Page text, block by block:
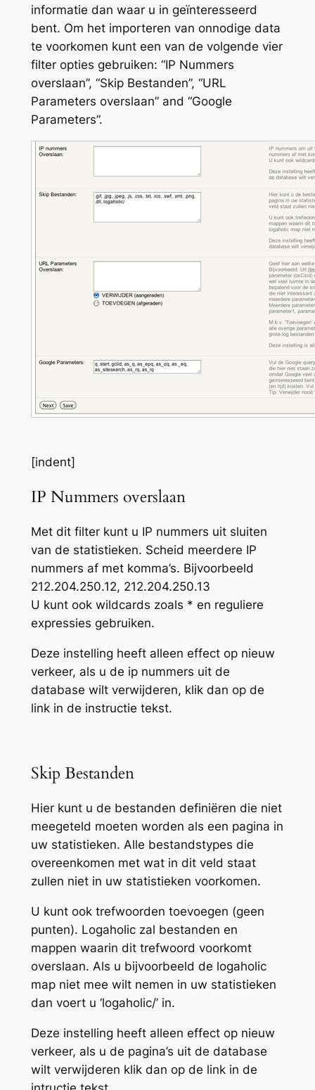
informatie dan waar u in geïnteresseerd
bent. Om het importeren van onnodige data
te voorkomen kunt een van de volgende vier
filter opties gebruiken: “IP Nummers
overslaan”, “Skip Bestanden”, “URL
Parameters overslaan” and “Google
Parameters”.
[indent]
IP Nummers overslaan
Met dit filter kunt u IP nummers uit sluiten
van de statistieken. Scheid meerdere IP
nummers af met komma’s. Bijvoorbeeld
212.204.250.12, 212.204.250.13
U kunt ook wildcards zoals * en reguliere
expressies gebruiken.
Deze instelling heeft alleen effect op nieuw
verkeer, als u de ip nummers uit de
database wilt verwijderen, klik dan op de
link in de instructie tekst.
Skip Bestanden
Hier kunt u de bestanden definiëren die niet
meegeteld moeten worden als een pagina in
uw statistieken. Alle bestandstypes die
overeenkomen met wat in dit veld staat
zullen niet in uw statistieken voorkomen.
U kunt ook trefwoorden toevoegen (geen
punten). Logaholic zal bestanden en
mappen waarin dit trefwoord voorkomt
overslaan. Als u bijvoorbeeld de logaholic
map niet mee wilt nemen in uw statistieken
dan voert u ‘logaholic/’ in.
Deze instelling heeft alleen effect op nieuw
verkeer, als u de pagina’s uit de database
wilt verwijderen klik dan op de link in de